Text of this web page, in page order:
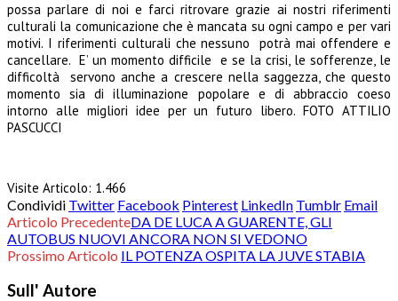
possa parlare di noi e farci ritrovare grazie ai nostri riferimenti
culturali la comunicazione che è mancata su ogni campo e per vari
motivi. I riferimenti culturali che nessuno potrà mai offendere e
cancellare. E’ un momento difficile e se la crisi, le sofferenze, le
difficoltà servono anche a crescere nella saggezza, che questo
momento sia di illuminazione popolare e di abbraccio coeso
intorno alle migliori idee per un futuro libero. FOTO ATTILIO
PASCUCCI
Visite Articolo: 1.466
Condividi Twitter Facebook Pinterest LinkedIn Tumblr Email
Articolo PrecedenteDA DE LUCA A GUARENTE, GLI
AUTOBUS NUOVI ANCORA NON SI VEDONO
Prossimo Articolo IL POTENZA OSPITA LA JUVE STABIA
Sull' Autore